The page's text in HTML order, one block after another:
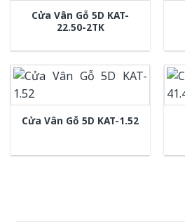
Cửa Vân Gỗ 5D KAT-
22.50-2TK
Cửa Vân Gỗ 5D KAT-1.52